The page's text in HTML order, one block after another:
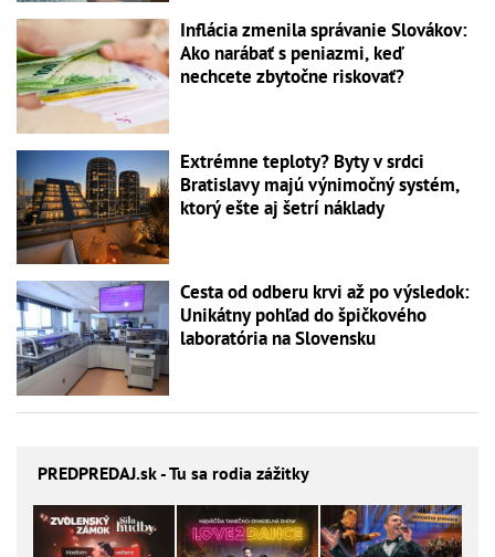
Inflácia zmenila správanie Slovákov:
Ako narábať s peniazmi, keď
nechcete zbytočne riskovať?
Extrémne teploty? Byty v srdci
Bratislavy majú výnimočný systém,
ktorý ešte aj šetrí náklady
Cesta od odberu krvi až po výsledok:
Unikátny pohľad do špičkového
laboratória na Slovensku
PREDPREDAJ.sk - Tu sa rodia zážitky